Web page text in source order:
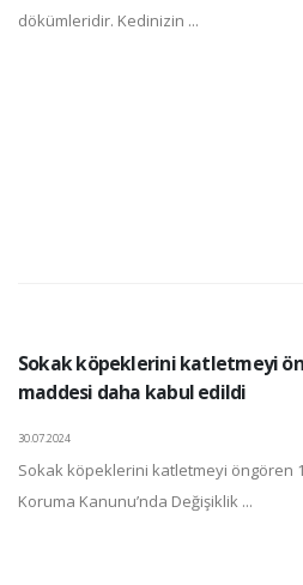
dökümleridir. Kedinizin ...
Sokak köpeklerini katletmeyi
maddesi daha kabul edildi
30.07.2024
Sokak köpeklerini katletmeyi öngören
Koruma Kanunu’nda Değişiklik ...